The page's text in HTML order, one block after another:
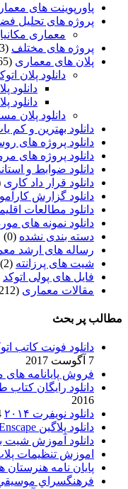
پاورپوینت های
پروژه های تحلیل
معماری
پروژه های مختلف (3)
پلان های معماری (365)
دانلود پلان
دانلود
دانلود
دانلود پلان
دانلود بهترین و کم
دانلود پروژه های
دانلود پروژه های
دانلود ضوابط و
دانلود قرار داد کاری
دانلود گزارش
دانلود مطالعات
دانلود نمونه های
دسته بندی نشده (0)
رساله های ارشد
شیت های پرزانته (2)
فایل های پولی اتوکد
مقالات معماری (212)
مطالب پر بحث
دانلود فونت کاتب
7 آگوست 2017
فروش پایانامه های
دانلود رایگان
2016
دانلود نویفرت ۲۰۱۴
دانلود پلاگین Enscape رویت
دانلود آموزش شیت
اموزش تنظیمات
پایان نامه
فرهنگسراي